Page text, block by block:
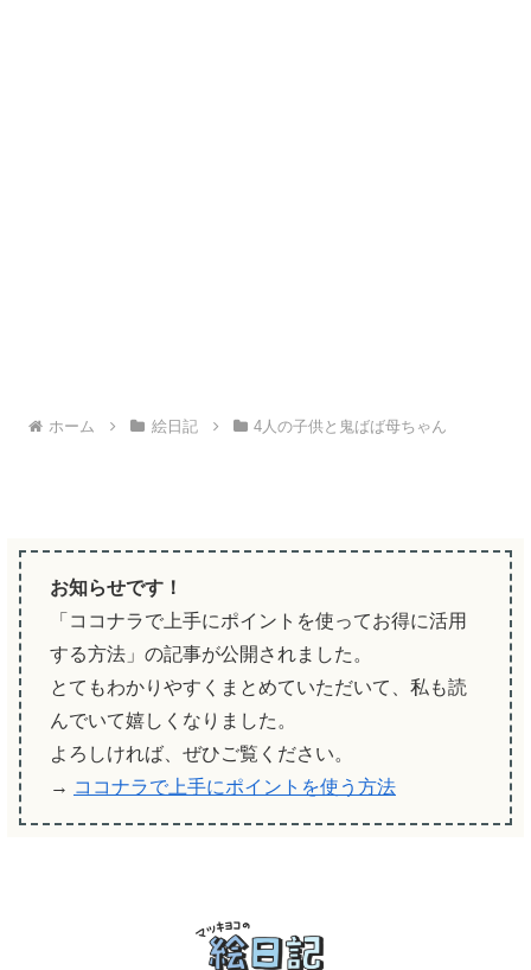
ホーム 絵日記 4人の子供と鬼ばば母ちゃん
お知らせです！
「ココナラで上手にポイントを使ってお得に活用
する方法」の記事が公開されました。
とてもわかりやすくまとめていただいて、私も読
んでいて嬉しくなりました。
よろしければ、ぜひご覧ください。
→ ココナラで上手にポイントを使う方法